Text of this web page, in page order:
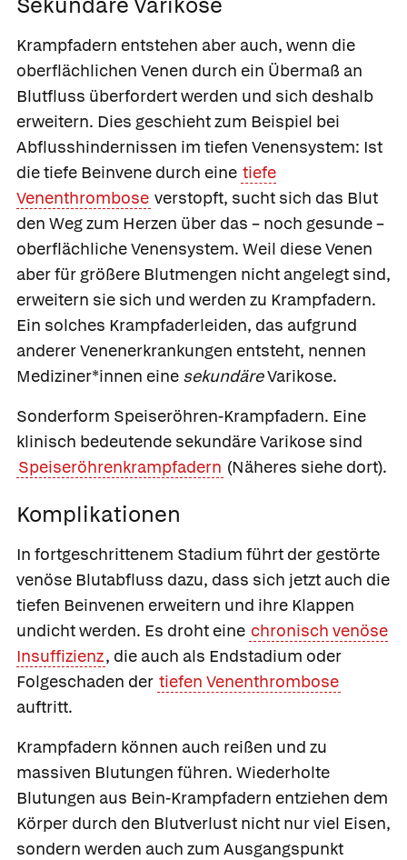
Krampfadern entstehen aber auch, wenn die
oberflächlichen Venen durch ein Übermaß an
Blutfluss überfordert werden und sich deshalb
erweitern. Dies geschieht zum Beispiel bei
Abflusshindernissen im tiefen Venensystem: Ist
die tiefe Beinvene durch eine tiefe
Venenthrombose verstopft, sucht sich das Blut
den Weg zum Herzen über das – noch gesunde –
oberflächliche Venensystem. Weil diese Venen
aber für größere Blutmengen nicht angelegt sind,
erweitern sie sich und werden zu Krampfadern.
Ein solches Krampfaderleiden, das aufgrund
anderer Venenerkrankungen entsteht, nennen
Mediziner*innen eine sekundäreVarikose.
Sonderform Speiseröhren-Krampfadern. Eine
klinisch bedeutende sekundäre Varikose sind
Speiseröhrenkrampfadern (Näheres siehe dort).
Komplikationen
In fortgeschrittenem Stadium führt der gestörte
venöse Blutabfluss dazu, dass sich jetzt auch die
tiefen Beinvenen erweitern und ihre Klappen
undicht werden. Es droht eine chronisch venöse
Insuffizienz, die auch als Endstadium oder
Folgeschaden der tiefen Venenthrombose
auftritt.
Krampfadern können auch reißen und zu
massiven Blutungen führen. Wiederholte
Blutungen aus Bein-Krampfadern entziehen dem
Körper durch den Blutverlust nicht nur viel Eisen,
sondern werden auch zum Ausgangspunkt